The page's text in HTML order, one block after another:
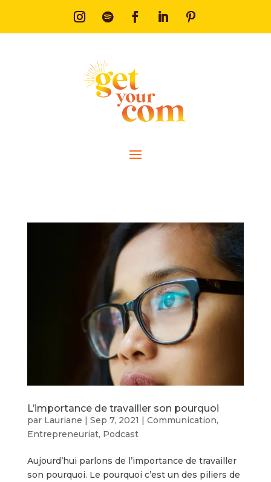
L’importance de travailler son pourquoi
par Lauriane | Sep 7, 2021 | Communication,
Entrepreneuriat, Podcast
Aujourd’hui parlons de l’importance de travailler
son pourquoi. Le pourquoi c’est un des piliers de